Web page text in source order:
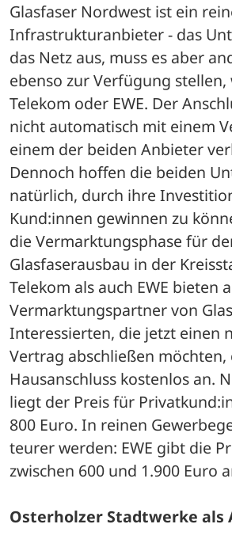
Glasfaser Nordwest ist ein
Infrastrukturanbieter - das
das Netz aus, muss es aber
ebenso zur Verfügung stellen,
Telekom oder EWE. Der
nicht automatisch mit einem
einem der beiden Anbieter
Dennoch hoffen die beiden
natürlich, durch ihre
Kund:innen gewinnen zu
die Vermarktungsphase für
Glasfaserausbau in der
Telekom als auch EWE bieten
Vermarktungspartner von
Interessierten, die jetzt einen
Vertrag abschließen möchten,
Hausanschluss kostenlos an.
liegt der Preis für
800 Euro. In reinen
teurer werden: EWE gibt die
zwischen 600 und 1.900 Euro
Osterholzer Stadtwerke als